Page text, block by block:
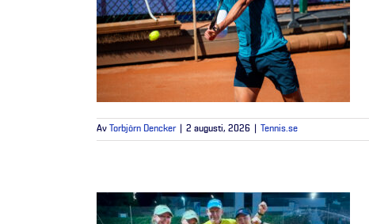
Av Torbjörn Dencker 2 augusti, 2026 Tennis.se